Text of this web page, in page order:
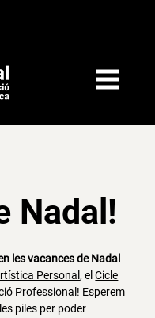
Nadal!
les vacances de Nadal
Personal , elCicle
Professional ! Esperem
piles per poder